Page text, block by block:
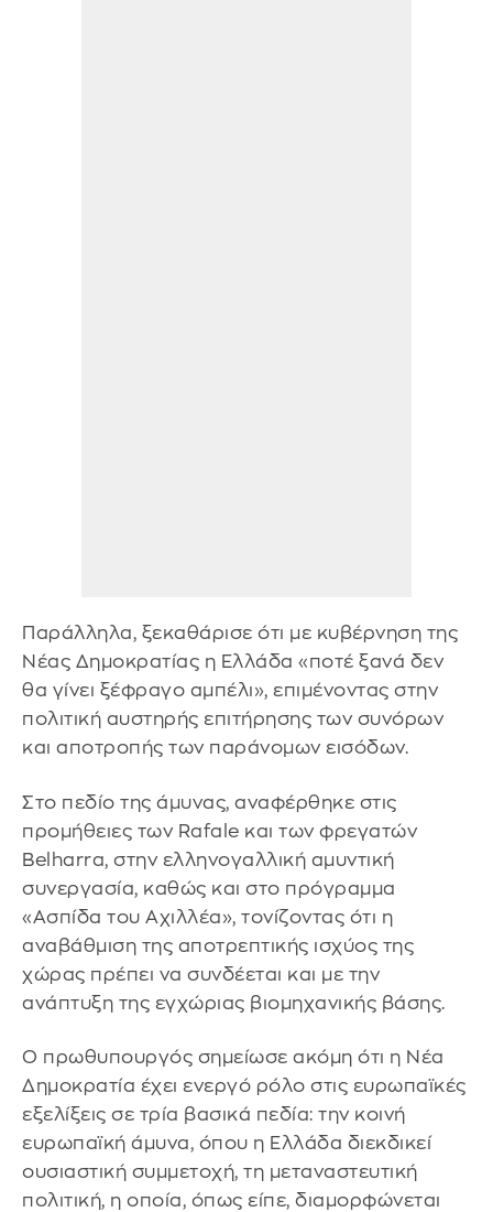
Παράλληλα, ξεκαθάρισε ότι με κυβέρνηση της
Νέας Δημοκρατίας η Ελλάδα «ποτέ ξανά δεν
θα γίνει ξέφραγο αμπέλι», επιμένοντας στην
πολιτική αυστηρής επιτήρησης των συνόρων
και αποτροπής των παράνομων εισόδων.
Στο πεδίο της άμυνας, αναφέρθηκε στις
προμήθειες των Rafale και των φρεγατών
Belharra, στην ελληνογαλλική αμυντική
συνεργασία, καθώς και στο πρόγραμμα
«Ασπίδα του Αχιλλέα», τονίζοντας ότι η
αναβάθμιση της αποτρεπτικής ισχύος της
χώρας πρέπει να συνδέεται και με την
ανάπτυξη της εγχώριας βιομηχανικής βάσης.
Ο πρωθυπουργός σημείωσε ακόμη ότι η Νέα
Δημοκρατία έχει ενεργό ρόλο στις ευρωπαϊκές
εξελίξεις σε τρία βασικά πεδία: την κοινή
ευρωπαϊκή άμυνα, όπου η Ελλάδα διεκδικεί
ουσιαστική συμμετοχή, τη μεταναστευτική
πολιτική, η οποία, όπως είπε, διαμορφώνεται